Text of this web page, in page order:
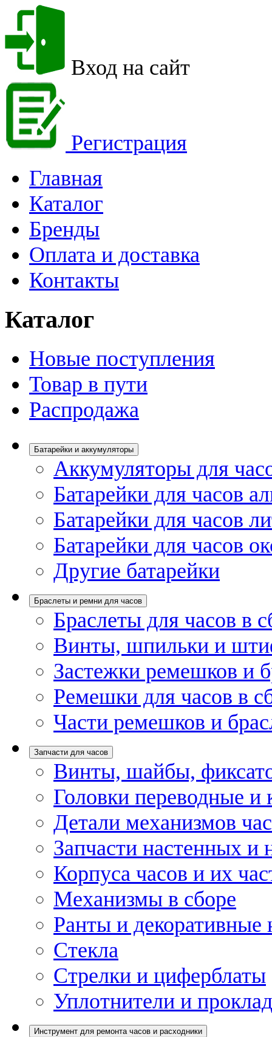
Вход на сайт
Регистрация
Главная
Каталог
Бренды
Оплата и доставка
Контакты
Каталог
Новые поступления
Товар в пути
Распродажа
Батарейки и аккумуляторы
Аккумуляторы для
Батарейки для часов
Батарейки для часов
Батарейки для часов
Другие батарейки
Браслеты и ремни для часов
Браслеты для часов в
Винты, шпильки и
Застежки ремешков и
Ремешки для часов в
Части ремешков и
Запчасти для часов
Винты, шайбы,
Головки переводные и
Детали механизмов
Запчасти настенных и
Корпуса часов и их
Механизмы в сборе
Ранты и декоративные
Стекла
Стрелки и циферблаты
Уплотнители и
Инструмент для ремонта часов и расходники